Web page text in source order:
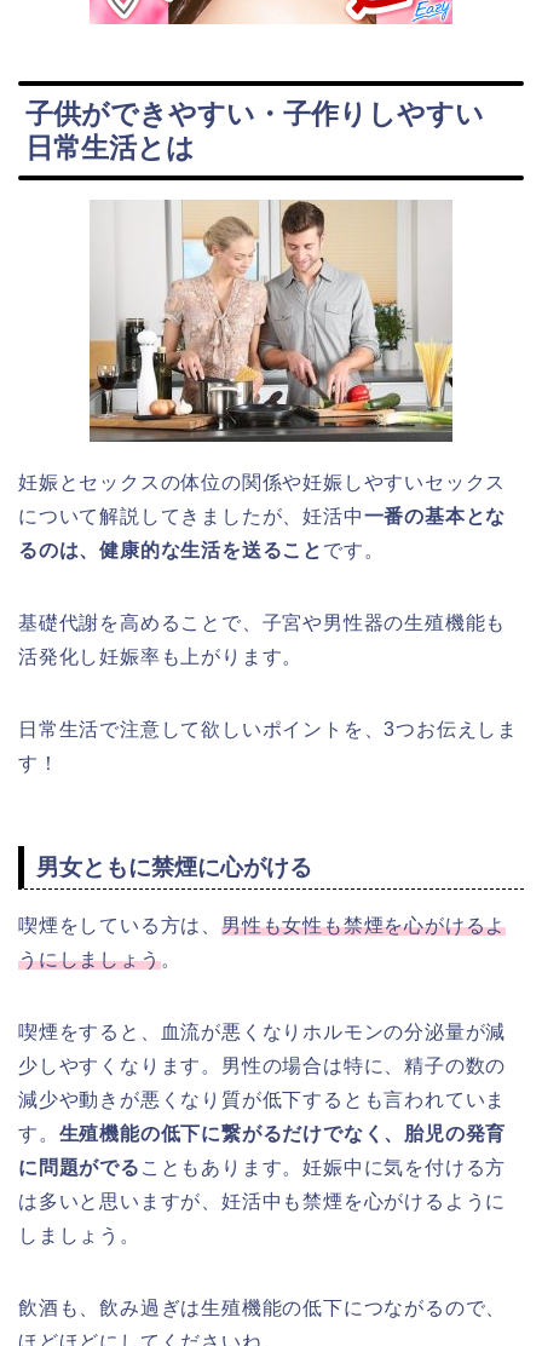
子供ができやすい・子作りしやすい
日常生活とは
妊娠とセックスの体位の関係や妊娠しやすいセックス
について解説してきましたが、妊活中一番の基本とな
るのは、健康的な生活を送ること です。
基礎代謝を高めることで、子宮や男性器の生殖機能も
活発化し妊娠率も上がります。
日常生活で注意して欲しいポイントを、3つお伝えしま
す！
男女ともに禁煙に心がける
喫煙をしている方は、 男性も女性も禁煙を心がけるよ
うにしましょう。
喫煙をすると、血流が悪くなりホルモンの分泌量が減
少しやすくなります。男性の場合は特に、精子の数の
減少や動きが悪くなり質が低下するとも言われていま
す。 生殖機能の低下に繋がるだけでなく、胎児の発育
に問題がでる こともあります。妊娠中に気を付ける方
は多いと思いますが、妊活中も禁煙を心がけるように
しましょう。
飲酒も、飲み過ぎは生殖機能の低下につながるので、